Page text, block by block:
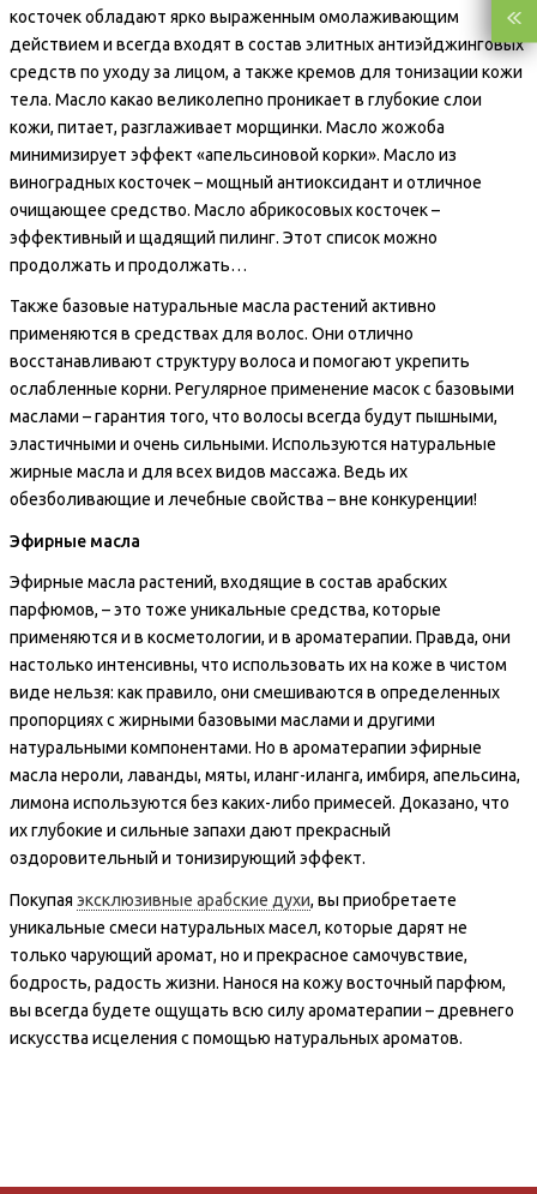
косточек обладают ярко выраженным омолаживающим
действием и всегда входят в состав элитных антиэйджинговых
средств по уходу за лицом, а также кремов для тонизации кожи
тела. Масло какао великолепно проникает в глубокие слои
кожи, питает, разглаживает морщинки. Масло жожоба
минимизирует эффект «апельсиновой корки». Масло из
виноградных косточек – мощный антиоксидант и отличное
очищающее средство. Масло абрикосовых косточек –
эффективный и щадящий пилинг. Этот список можно
продолжать и продолжать…
Также базовые натуральные масла растений активно
применяются в средствах для волос. Они отлично
восстанавливают структуру волоса и помогают укрепить
ослабленные корни. Регулярное применение масок с базовыми
маслами – гарантия того, что волосы всегда будут пышными,
эластичными и очень сильными. Используются натуральные
жирные масла и для всех видов массажа. Ведь их
обезболивающие и лечебные свойства – вне конкуренции!
Эфирные масла
Эфирные масла растений, входящие в состав арабских
парфюмов, – это тоже уникальные средства, которые
применяются и в косметологии, и в ароматерапии. Правда, они
настолько интенсивны, что использовать их на коже в чистом
виде нельзя: как правило, они смешиваются в определенных
пропорциях с жирными базовыми маслами и другими
натуральными компонентами. Но в ароматерапии эфирные
масла нероли, лаванды, мяты, иланг-иланга, имбиря, апельсина,
лимона используются без каких-либо примесей. Доказано, что
их глубокие и сильные запахи дают прекрасный
оздоровительный и тонизирующий эффект.
Покупая эксклюзивные арабские духи, вы приобретаете
уникальные смеси натуральных масел, которые дарят не
только чарующий аромат, но и прекрасное самочувствие,
бодрость, радость жизни. Нанося на кожу восточный парфюм,
вы всегда будете ощущать всю силу ароматерапии – древнего
искусства исцеления с помощью натуральных ароматов.